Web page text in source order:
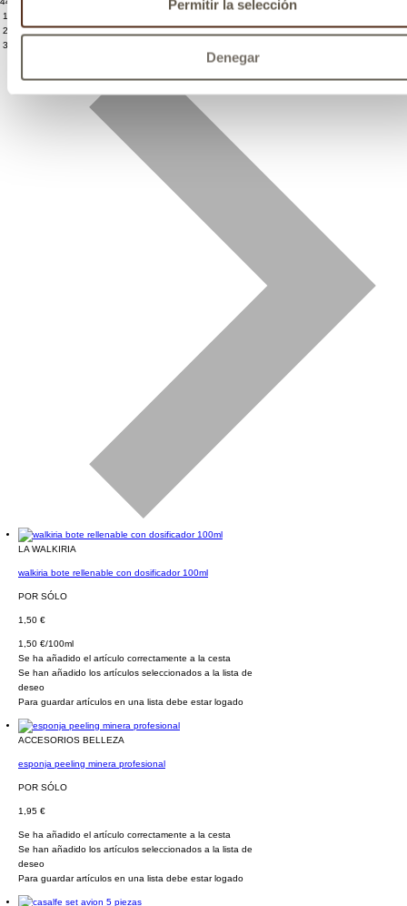
Permitir la selección
Denegar
1
2
3
LA WALKIRIA
walkiria bote rellenable con dosificador 100ml
POR SÓLO
1,50 €
1,50 €/100ml
Se ha añadido el artículo correctamente a la cesta
Se han añadido los artículos seleccionados a la lista de
deseo
Para guardar artículos en una lista debe estar logado
ACCESORIOS BELLEZA
esponja peeling minera profesional
POR SÓLO
1,95 €
Se ha añadido el artículo correctamente a la cesta
Se han añadido los artículos seleccionados a la lista de
deseo
Para guardar artículos en una lista debe estar logado